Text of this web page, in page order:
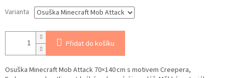
Varianta
Přidat do košíku
Osuška Minecraft Mob Attack 70×140 cm s motivem Creepera,